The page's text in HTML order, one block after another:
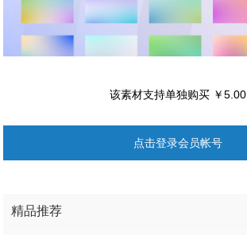
该素材支持单独购买 ￥5.00
点击登录会员帐号
精品推荐